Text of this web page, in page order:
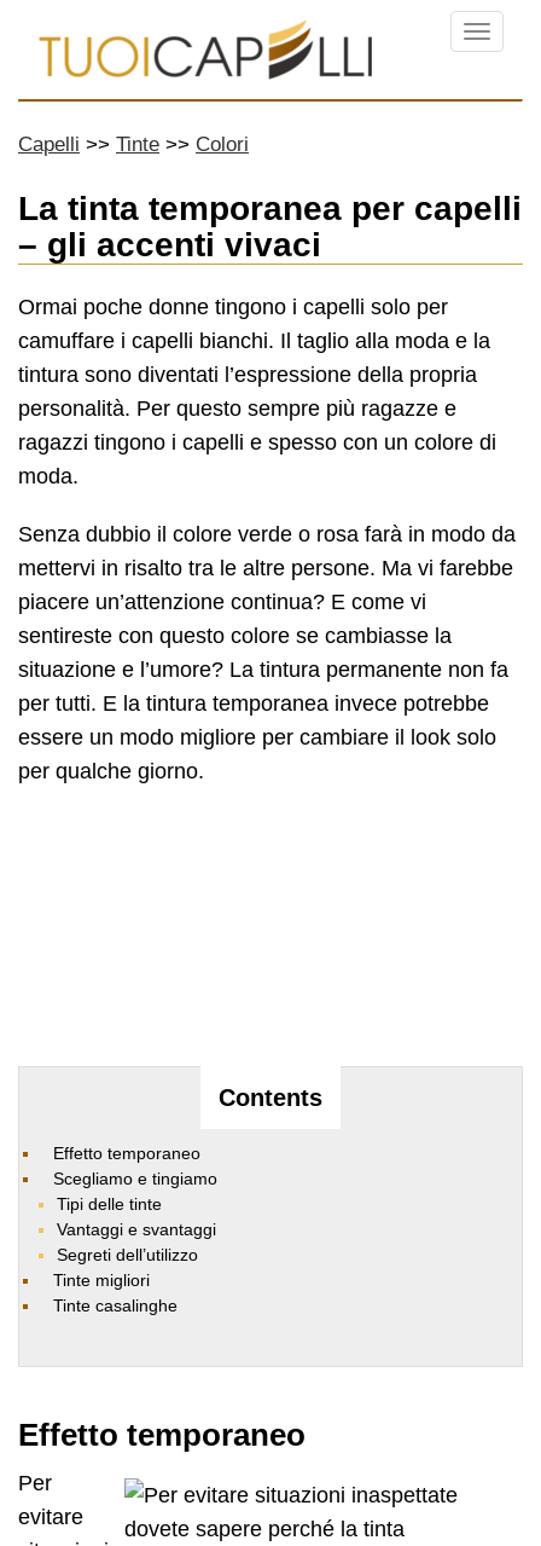
Menu
Capelli Tinte Colori
La tinta temporanea per capelli
– gli accenti vivaci
Ormai poche donne tingono i capelli solo per
camuffare i capelli bianchi. Il taglio alla moda e la
tintura sono diventati l’espressione della propria
personalità. Per questo sempre più ragazze e
ragazzi tingono i capelli e spesso con un colore di
moda.
Senza dubbio il colore verde o rosa farà in modo da
mettervi in risalto tra le altre persone. Ma vi farebbe
piacere un’attenzione continua? E come vi
sentireste con questo colore se cambiasse la
situazione e l’umore? La tintura permanente non fa
per tutti. E la tintura temporanea invece potrebbe
essere un modo migliore per cambiare il look solo
per qualche giorno.
Contents
Effetto temporaneo
Scegliamo e tingiamo
Tipi delle tinte
Vantaggi e svantaggi
Segreti dell’utilizzo
Tinte migliori
Tinte casalinghe
Effetto temporaneo
Per
evitare